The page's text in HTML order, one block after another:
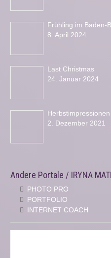
Frühling im Baden-
8. April 2024
Last Christmas
24. Januar 2024
Herbstimpressionen
2. Dezember 2021
Andere Portale / IRYNA
PHOTO PRO
PORTFOLIO
INTERNET COACH